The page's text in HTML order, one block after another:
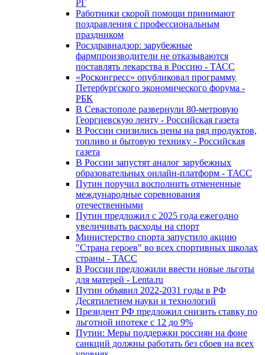
РГ
Работники скорой помощи принимают
поздравления с профессиональным
праздником
Росздравнадзор: зарубежные
фармпроизводители не отказываются
поставлять лекарства в Россию - ТАСС
«Росконгресс» опубликовал программу
Петербургского экономического форума -
РБК
В Севастополе развернули 80-метровую
Георгиевскую ленту - Российская газета
В России снизились цены на ряд продуктов,
топливо и бытовую технику - Российская
газета
В России запустят аналог зарубежных
образовательных онлайн-платформ - ТАСС
Путин поручил восполнить отмененные
международные соревнования
отечественными
Путин предложил с 2025 года ежегодно
увеличивать расходы на спорт
Министерство спорта запустило акцию
"Страна героев" во всех спортивных школах
страны - ТАСС
В России предложили ввести новые льготы
для матерей - Lenta.ru
Путин объявил 2022-2031 годы в РФ
Десятилетием науки и технологий
Президент РФ предложил снизить ставку по
льготной ипотеке с 12 до 9%
Путин: Меры поддержки россиян на фоне
санкций должны работать без сбоев на всех